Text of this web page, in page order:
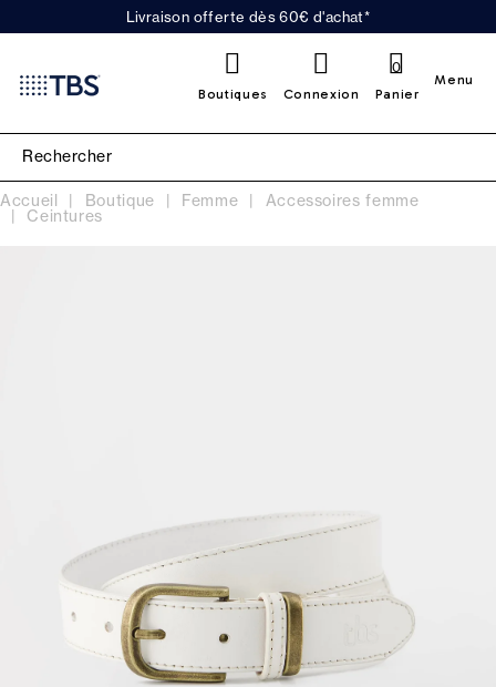
Livraison offerte dès 60€ d'achat*
Boutiques Connexion Panier
0
Menu
Accueil Boutique Femme Accessoires femme
Ceintures